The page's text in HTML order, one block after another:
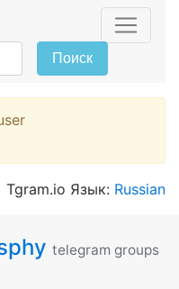
Поиск
Tgram.io Язык: Russian
telegram groups